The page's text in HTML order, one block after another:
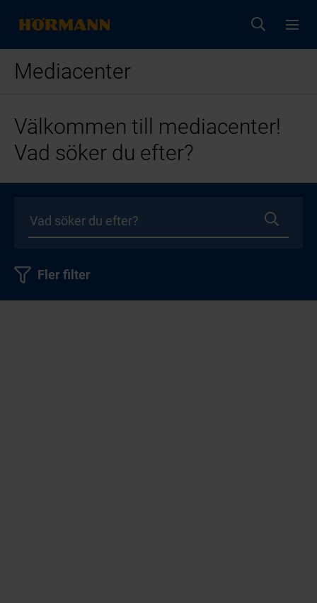
Mediacenter
Välkommen till mediacenter!
Vad söker du efter?
Fler filter